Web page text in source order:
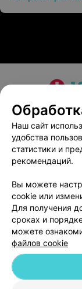
О проекте
Наш сайт
удобства
статистики и
рекомендаций.
Вы можете
cookie или
Для получения
сроках и
можете
файлов cookie